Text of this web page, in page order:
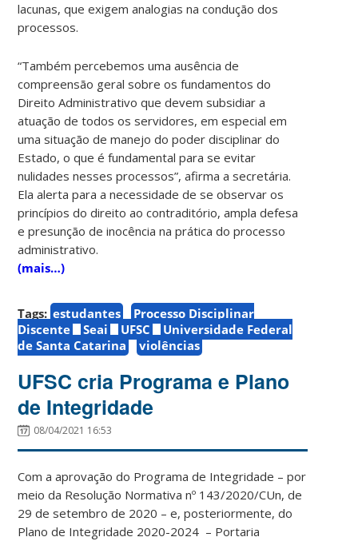
lacunas, que exigem analogias na condução dos
processos.
“Também percebemos uma ausência de
compreensão geral sobre os fundamentos do
Direito Administrativo que devem subsidiar a
atuação de todos os servidores, em especial em
uma situação de manejo do poder disciplinar do
Estado, o que é fundamental para se evitar
nulidades nesses processos”, afirma a secretária.
Ela alerta para a necessidade de se observar os
princípios do direito ao contraditório, ampla defesa
e presunção de inocência na prática do processo
administrativo.
(mais…)
Tags: estudantes
Processo Disciplinar
Discente
Seai UFSC
Universidade Federal
de Santa Catarina
violências
UFSC cria Programa e Plano
de Integridade
08/04/2021 16:53
Com a aprovação do Programa de Integridade – por
meio da Resolução Normativa nº 143/2020/CUn, de
29 de setembro de 2020 – e, posteriormente, do
Plano de Integridade 2020-2024 – Portaria